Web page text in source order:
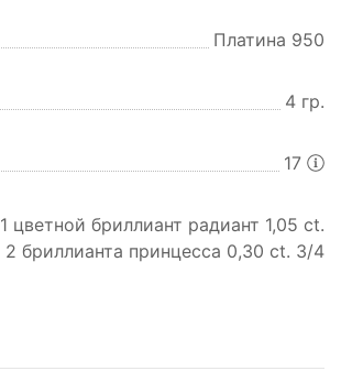
Платина 950
4 гр.
17
1 цветной бриллиант радиант 1,05 ct.
2 бриллианта принцесса 0,30 ct. 3/4